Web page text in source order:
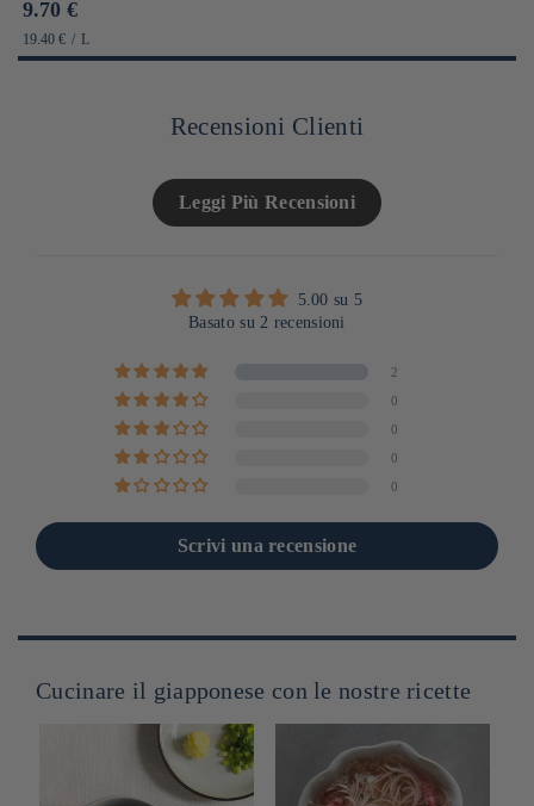
Prix
habituel
9.70 €
PRIX
UNITAIRE
19.40 € / PAR
L
Recensioni Clienti
Leggi Più Recensioni
5.00 su 5
Basato su 2 recensioni
2
0
0
0
0
Scrivi una recensione
Cucinare il giapponese con le nostre ricette